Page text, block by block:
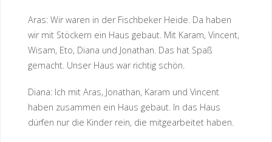
Aras: Wir waren in der Fischbeker Heide. Da haben
wir mit Stöckern ein Haus gebaut. Mit Karam, Vincent,
Wisam, Eto, Diana und Jonathan. Das hat Spaß
gemacht. Unser Haus war richtig schön.
Diana: Ich mit Aras, Jonathan, Karam und Vincent
haben zusammen ein Haus gebaut. In das Haus
dürfen nur die Kinder rein, die mitgearbeitet haben.